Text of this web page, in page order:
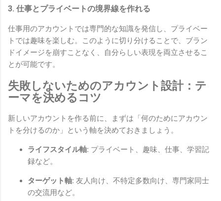
3. 仕事とプライベートの境界線を作れる
仕事用のアカウントでは専門的な知識を発信し、プライベー
トでは趣味を楽しむ。このように切り分けることで、ブラン
ドイメージを崩すことなく、自分らしい表現を両立させるこ
とが可能です。
失敗しないためのアカウント設計：テ
ーマを決めるコツ
新しいアカウントを作る前に、まずは「何のためにアカウン
トを分けるのか」という軸を決めておきましょう。
ライフスタイル軸: プライベート、趣味、仕事、学習記
録など。
ターゲット軸: 友人向け、不特定多数向け、専門家同士
の交流用など。